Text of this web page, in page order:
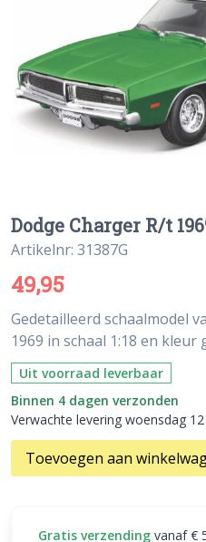
Dodge Charger R/t
Artikelnr: 31387G
49,95
Gedetailleerd schaalmodel
1969 in schaal 1:18 en kleur
Uit voorraad leverbaar
Binnen 4 dagen verzonden
Verwachte levering woensdag
Toevoegen aan
Gratis verzending vanaf €